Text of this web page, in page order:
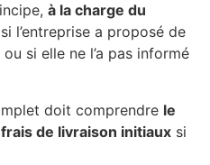
à la charge du
l’entreprise a proposé de
si elle ne l’a pas informé
doit comprendre le
de livraison initiaux si